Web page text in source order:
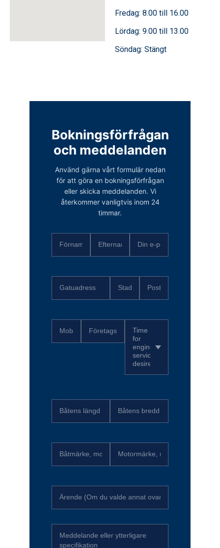
Fredag: 8.00 till 16.00
Lördag: 9.00 till 13.00
Söndag: Stängt
Bokningsförfrågan
och meddelanden
Använd gärna vårt formulär nedan
för att göra en bokningsförfrågan
eller skicka meddelanden. Vi
återkommer vanligtvis inom 24
timmar.